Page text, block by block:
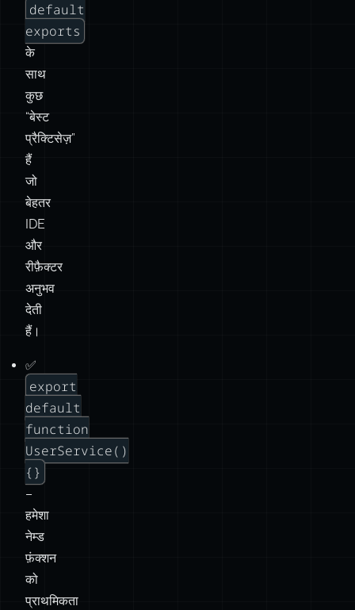
default
exports
के
साथ
कुछ
“बेस्ट
प्रैक्टिसेज़”
हैं
जो
बेहतर
IDE
और
रीफ़ैक्टर
अनुभव
देती
हैं।
✅
export
default
function
UserService()
{}
–
हमेशा
नेम्ड
फ़ंक्शन
को
प्राथमिकता